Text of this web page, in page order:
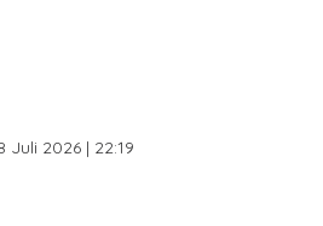
Juli 2026 | 22:19